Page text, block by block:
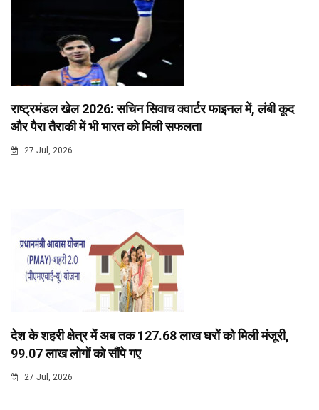
राष्ट्रमंडल खेल 2026: सचिन सिवाच क्वार्टर फाइनल में, लंबी कूद
और पैरा तैराकी में भी भारत को मिली सफलता
27 Jul, 2026
देश के शहरी क्षेत्र में अब तक 127.68 लाख घरों को मिली मंजूरी,
99.07 लाख लोगों को सौंपे गए
27 Jul, 2026